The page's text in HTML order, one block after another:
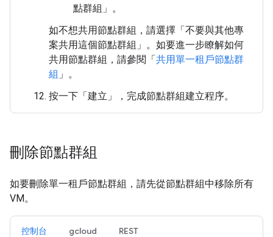
點群組」 。
如不想共用節點群組，請選擇「不要與其他專
案共用這個節點群組」 。如要進一步瞭解如何
共用節點群組，請參閱「共用單一租戶節點群
組 」。
按一下「建立」
，完成節點群組建立程序。
刪除節點群組
如要刪除單一租戶節點群組，請先從節點群組中移除所有
VM。
控制台 gcloud REST